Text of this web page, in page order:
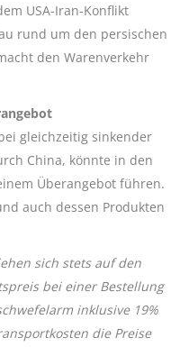
USA-Iran-Konflikt
rund um den persischen
den Warenverkehr
gleichzeitig sinkender
China, könnte in den
Überangebot führen.
auch dessen Produkten
sich stets auf den
bei einer Bestellung
inklusive 19%
die Preise